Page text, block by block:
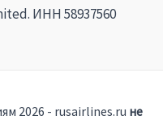
ИНН 58937560
2026 - rusairlines.ru не